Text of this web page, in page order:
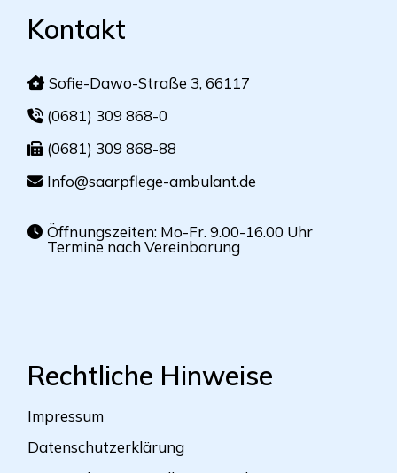
Kontakt
Sofie-Dawo-Straße 3, 66117
(0681) 309 868-0
(0681) 309 868-88
Info@saarpflege-ambulant.de
Öffnungszeiten: Mo-Fr. 9.00-16.00 Uhr
Termine nach Vereinbarung
Rechtliche Hinweise
Impressum
Datenschutzerklärung